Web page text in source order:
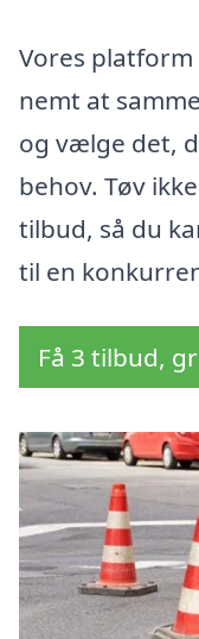
Vores
nemt at
og vælge det,
behov. Tøv
tilbud, så du
til en
Få 3 tilbud,